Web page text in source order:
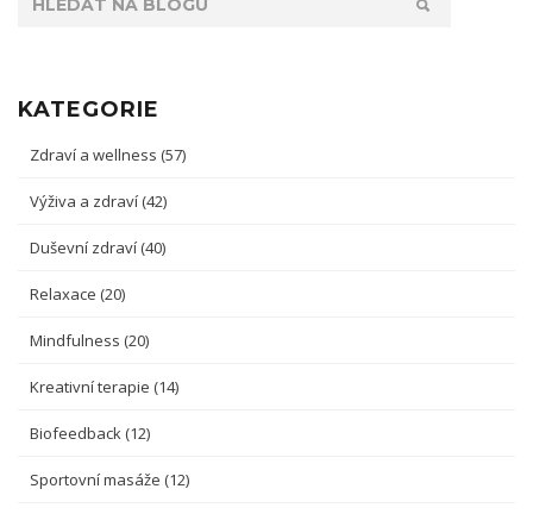
KATEGORIE
Zdraví a wellness (57)
Výživa a zdraví (42)
Duševní zdraví (40)
Relaxace (20)
Mindfulness (20)
Kreativní terapie (14)
Biofeedback (12)
Sportovní masáže (12)